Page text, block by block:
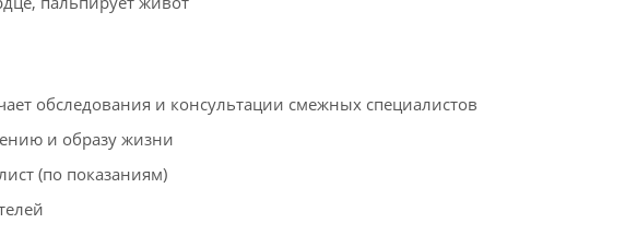
обследования и консультации смежных специалистов
и образу жизни
(по показаниям)